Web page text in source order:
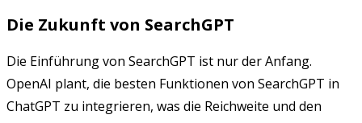
Die Zukunft von SearchGPT
Die Einführung von SearchGPT ist nur der Anfang.
OpenAI plant, die besten Funktionen von SearchGPT in
ChatGPT zu integrieren, was die Reichweite und den